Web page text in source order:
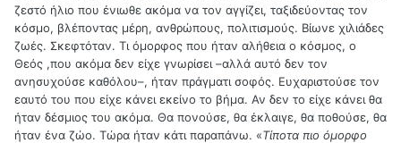
ζεστό ήλιο που ένιωθε ακόμα να τον αγγίζει, ταξιδεύοντας τον
κόσμο, βλέποντας μέρη, ανθρώπους, πολιτισμούς. Βίωνε χιλιάδες
ζωές. Σκεφτόταν. Τι όμορφος που ήταν αλήθεια ο κόσμος, ο
Θεός ,που ακόμα δεν είχε γνωρίσει –αλλά αυτό δεν τον
ανησυχούσε καθόλου–, ήταν πράγματι σοφός. Ευχαριστούσε τον
εαυτό του που είχε κάνει εκείνο το βήμα. Αν δεν το είχε κάνει θα
ήταν δέσμιος του ακόμα. Θα πονούσε, θα έκλαιγε, θα ποθούσε, θα
ήταν ένα ζώο. Τώρα ήταν κάτι παραπάνω. «Τίποτα πιο όμορφο